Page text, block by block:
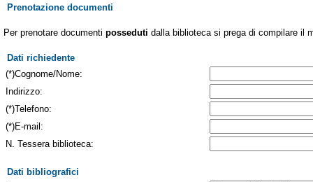
Prenotazione documenti
Per prenotare documenti posseduti dalla biblioteca si prega di compilare il
Dati richiedente
(*)Cognome/Nome:
Indirizzo:
(*)Telefono:
(*)E-mail:
N. Tessera biblioteca:
Dati bibliografici